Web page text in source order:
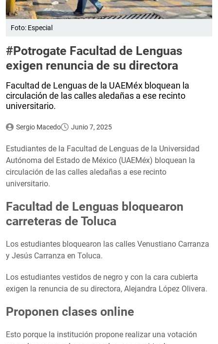
Foto: Especial
#Potrogate Facultad de Lenguas
exigen renuncia de su directora
Facultad de Lenguas de la UAEMéx bloquean la
circulación de las calles aledañas a ese recinto
universitario.
Sergio Macedo Junio 7, 2025
Estudiantes de la Facultad de Lenguas de la Universidad
Autónoma del Estado de México (UAEMéx) bloquean la
circulación de las calles aledañas a ese recinto
universitario.
Facultad de Lenguas bloquearon
carreteras de Toluca
Los estudiantes bloquearon las calles Venustiano Carranza
y Jesús Carranza en Toluca.
Los estudiantes vestidos de negro y con la cara cubierta
exigen la renuncia de su directora, Alejandra López Olivera.
Proponen clases online
Esto porque la institución propone realizar una votación